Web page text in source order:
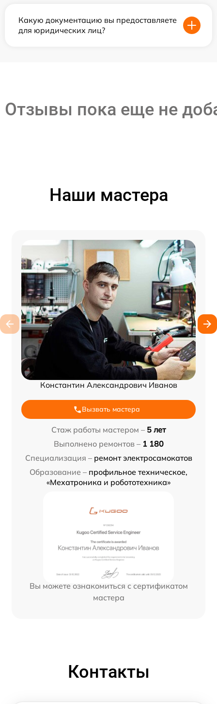
Какую документацию вы предоставляете
для юридических лиц?
Отзывы пока еще не
Наши мастера
Константин Александрович Иванов
Вызвать мастера
Стаж работы мастером – 5 лет
Выполнено ремонтов – 1 180
Специализация – ремонт электросамокатов
Образование – профильное техническое,
«Мехатроника и робототехника»
Вы можете ознакомиться с сертификатом
мастера
Контакты